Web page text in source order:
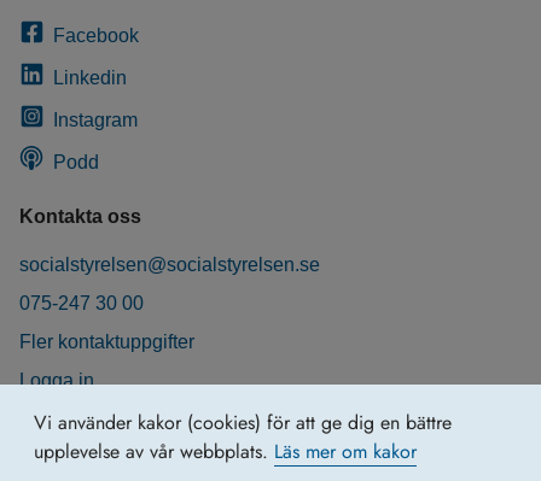
Vi använder kakor (cookies) för att ge dig en bättre
upplevelse av vår webbplats. Läs mer om kakor
Facebook
Linkedin
Instagram
Podd
Kontakta oss
socialstyrelsen@socialstyrelsen.se
075-247 30 00
Fler kontaktuppgifter
Logga in
Behandling av personuppgifter